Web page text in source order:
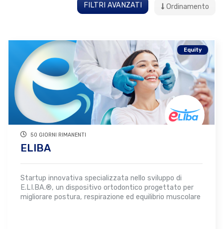
FILTRI AVANZATI Ordinamento
Equity
50 GIORNI RIMANENTI
ELIBA
Startup innovativa specializzata nello sviluppo di
E.LI.BA.®, un dispositivo ortodontico progettato per
migliorare postura, respirazione ed equilibrio muscolare